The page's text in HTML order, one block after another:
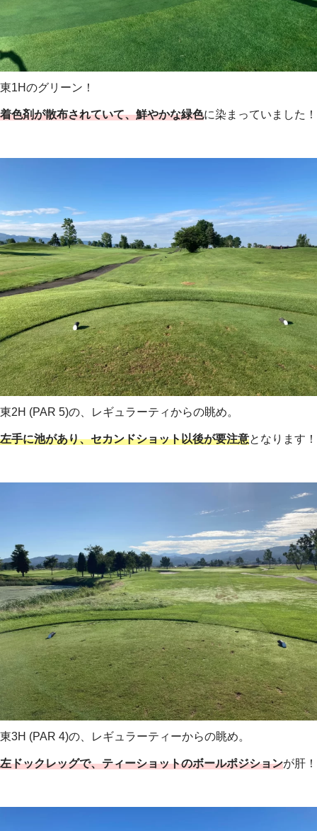
東1Hのグリーン！
着色剤が散布されていて、鮮やかな緑色に染まっていました！
東2H (PAR 5)の、レギュラーティからの眺め。
左手に池があり、セカンドショット以後が要注意となります！
東3H (PAR 4)の、レギュラーティーからの眺め。
左ドックレッグで、ティーショットのボールポジションが肝！